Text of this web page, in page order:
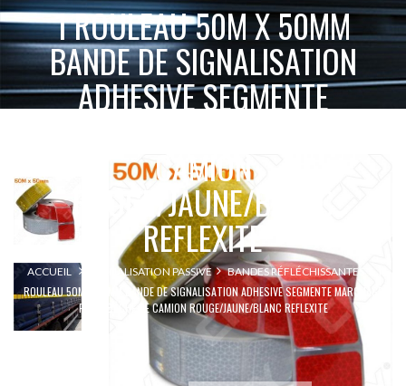
1 ROULEAU 50M X 50MM
BANDE DE SIGNALISATION
ADHESIVE SEGMENTE
CAMION
ROUGE/JAUNE/BLANC
REFLEXITE
ACCUEIL SIGNALISATION PASSIVE BANDES RÉFLÉCHISSANTES
ROULEAU 50M X 50MM BANDE DE SIGNALISATION ADHESIVE SEGMENTE MARQUAGE
POUR BÂCHE DE CAMION ROUGE/JAUNE/BLANC REFLEXITE